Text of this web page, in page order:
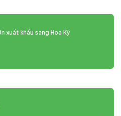
xuất khẩu sang Hoa Kỳ